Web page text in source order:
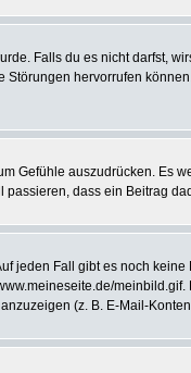
Falls du es nicht darfst,
hervorrufen
Gefühle auszudrücken. Es
dass ein Beitrag
jeden Fall gibt es noch
(z. B. E-Mail-